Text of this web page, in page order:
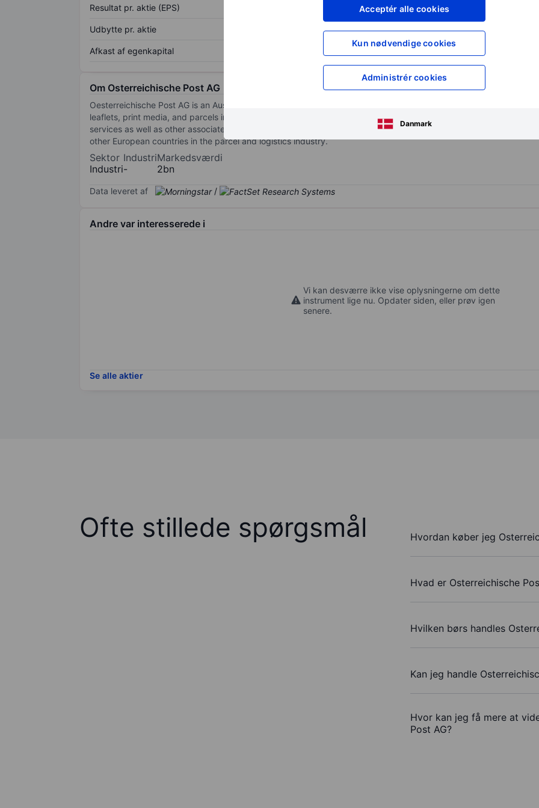
Acceptér alle cookies
Kun nødvendige cookies
Administrér cookies
Danmark
Resultat pr. aktie (EPS) XXXXXXX
Udbytte pr. aktie XXXXXXX
Afkast af egenkapital XXXXXXX
for at få adgang
Om Osterreichische Post AG
Oesterreichische Post AG is an Austrian logistics and mail and parcel delivery company. The company delivers
leaflets, print media, and parcels in Austria. Oesterreichische Post operates one of the largest customer facing
services as well as other associated products such as banking and telecommunication. Next to its operations in
other European countries in the parcel and logistics industry.
Sektor
Industri
Industri
-
Markedsværdi
2bn
Data leveret af /
Andre var interesserede i
Vi kan desværre ikke vise oplysningerne om dette
instrument lige nu. Opdater siden, eller prøv igen
senere.
Se alle aktier
Ofte stillede spørgsmål Hvordan køber jeg
Hvad er Osterreichische
Hvilken børs handles
Kan jeg handle
Hvor kan jeg få mere at
Post AG?